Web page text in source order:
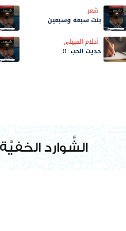
شعر
بنت سبعه وسبعين
أحلام القبيلي
حديث الحب !!